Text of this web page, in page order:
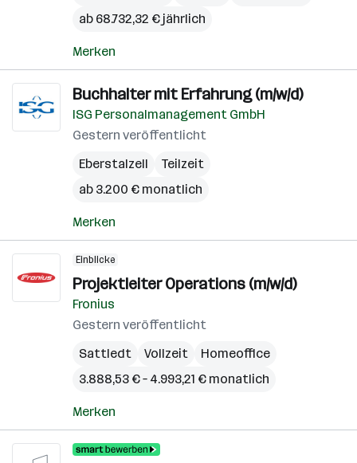
ab 68.732,32 € jährlich
Merken
Buchhalter mit Erfahrung (m/w/d)
ISG Personalmanagement GmbH
Gestern veröffentlicht
Eberstalzell
Teilzeit
ab 3.200 € monatlich
Merken
Einblicke
Projektleiter Operations (m/w/d)
Fronius
Gestern veröffentlicht
Sattledt
Vollzeit
Homeoffice
3.888,53 € – 4.993,21 € monatlich
Merken